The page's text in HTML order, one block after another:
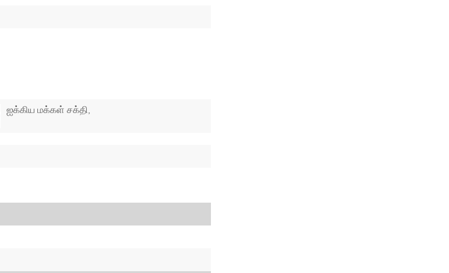
ஐக்கிய மக்கள் சக்தி,